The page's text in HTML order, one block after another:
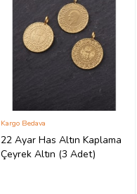
22 Ayar Has Altın Kaplama
Çeyrek Altın (3 Adet)
Kargo Bedava